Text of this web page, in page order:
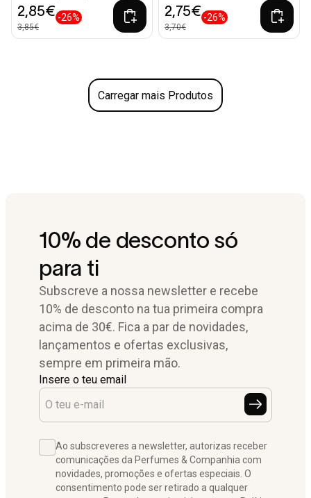
2,85€
3,85€
-26% 2,75€
3,70€
-26%
Carregar mais Produtos
10% de desconto só
para ti
Subscreve a nossa newsletter e recebe
10% de desconto na tua primeira compra
acima de 30€. Fica a par de novidades,
lançamentos e ofertas exclusivas,
sempre em primeira mão.
Insere o teu email
Ao subscreveres a newsletter, autorizas receber
comunicações da Perfumes & Companhia com
novidades, promoções e ofertas especiais. O
consentimento pode ser retirado a qualquer